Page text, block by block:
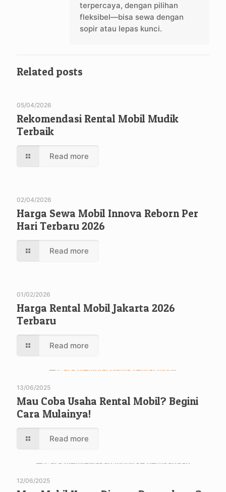
terpercaya, dengan pilihan
fleksibel—bisa sewa dengan
sopir atau lepas kunci.
Related posts
05/04/2026
Rekomendasi Rental Mobil Mudik
Terbaik
Read more
02/04/2026
Harga Sewa Mobil Innova Reborn Per
Hari Terbaru 2026
Read more
01/02/2026
Harga Rental Mobil Jakarta 2026
Terbaru
Read more
13/06/2025
Mau Coba Usaha Rental Mobil? Begini
Cara Mulainya!
Read more
12/06/2025